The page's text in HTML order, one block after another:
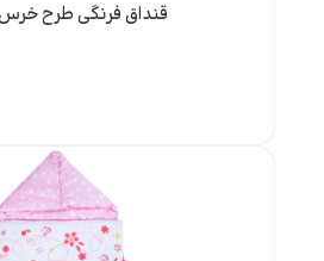
قنداق فرنگی طرح خرس